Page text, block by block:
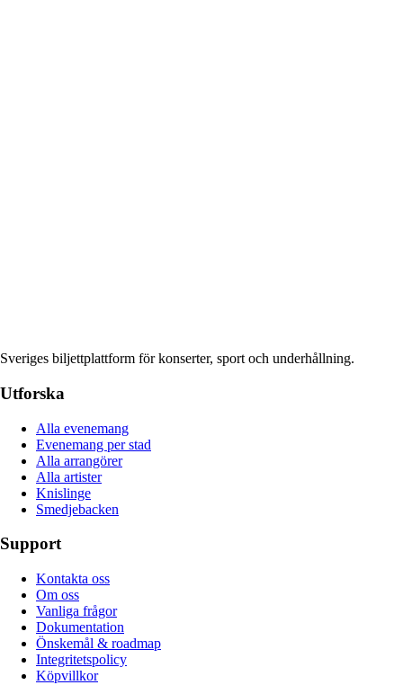
Sveriges biljettplattform för konserter, sport och underhållning.
Utforska
Alla evenemang
Evenemang per stad
Alla arrangörer
Alla artister
Knislinge
Smedjebacken
Support
Kontakta oss
Om oss
Vanliga frågor
Dokumentation
Önskemål & roadmap
Integritetspolicy
Köpvillkor